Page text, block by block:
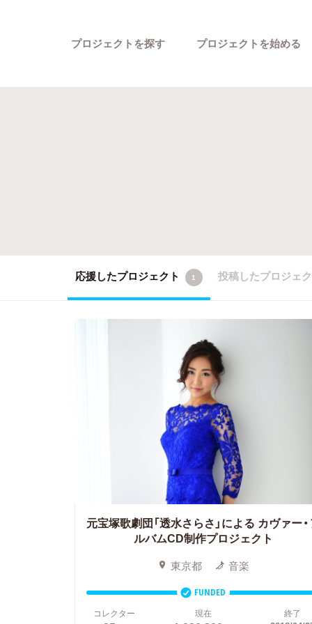
プロジェクトを探す プロジェクトを始める
応援したプロジェクト 1 投稿したプロジェ
元宝塚歌劇団「透水さらさ」による カヴァー
ルバムCD制作プロジェクト
東京都 音楽
FUNDED
コレクター
現在 終了